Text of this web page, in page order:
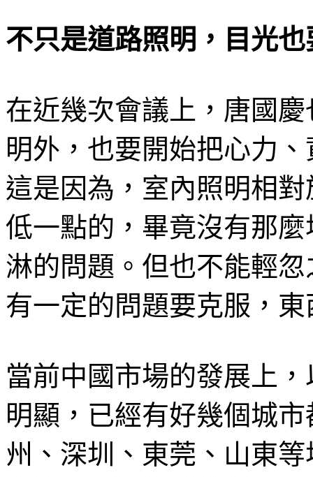
不只是道路照明，目光
在近幾次會議上，唐國
明外，也要開始把心力
這是因為，室內照明相
低一點的，畢竟沒有那
淋的問題。但也不能輕
有一定的問題要克服，
當前中國市場的發展上
明顯，已經有好幾個城
州、深圳、東莞、山東